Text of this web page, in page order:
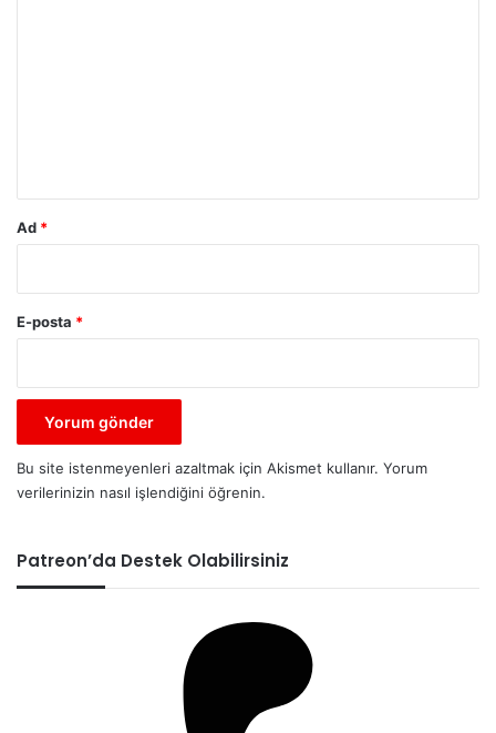
Ad *
E-posta *
Bu site istenmeyenleri azaltmak için Akismet kullanır. Yorum
verilerinizin nasıl işlendiğini öğrenin.
Patreon’da Destek Olabilirsiniz